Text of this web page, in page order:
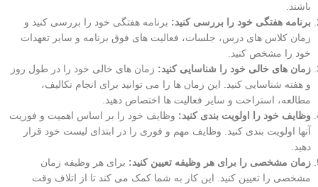
باشند.
برنامه هفتگی خود را بررسی کنید: برنامه هفتگی خود را بررسی کنید و
زمان کلاس های درس، جلسات، فعالیت های فوق برنامه و سایر تعهدات
خود را مشخص کنید.
زمان های خالی خود را شناسایی کنید: زمان های خالی خود را در طول روز
و هفته شناسایی کنید. این زمان ها را می توانید برای انجام تکالیف،
مطالعه، استراحت و سایر فعالیت ها اختصاص دهید.
وظایف خود را اولویت بندی کنید: وظایف خود را بر اساس اهمیت و فوریت
آنها اولویت بندی کنید. وظایف مهم و فوری را در ابتدای لیست خود قرار
دهید.
زمان مشخصی را برای هر وظیفه تعیین کنید: برای هر وظیفه زمان
مشخصی را تعیین کنید. این کار به شما کمک می کند تا از اتلاف وقت